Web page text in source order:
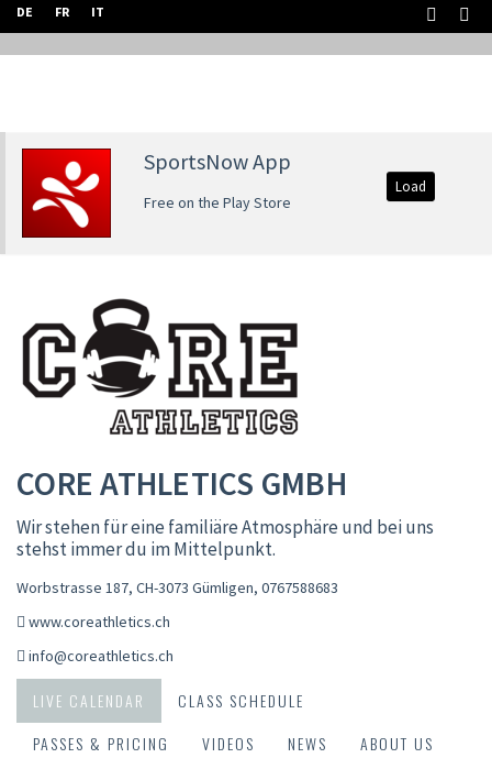
DE FR IT
SportsNow App
Free on the Play Store
Load
CORE ATHLETICS GMBH
Wir stehen für eine familiäre Atmosphäre und bei uns
stehst immer du im Mittelpunkt.
Worbstrasse 187, CH-3073 Gümligen, 0767588683
www.coreathletics.ch
info@coreathletics.ch
LIVE CALENDAR
CLASS SCHEDULE
PASSES & PRICING
VIDEOS NEWS
ABOUT US